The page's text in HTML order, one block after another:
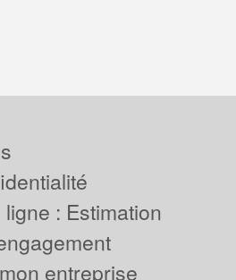
: Estimation
entreprise